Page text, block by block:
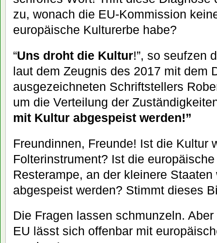
zu, wonach die EU-Kommission
europäische Kulturerbe habe?
“Uns droht die Kultur!”, so seufzen
laut dem Zeugnis des 2017 mit dem
ausgezeichneten Schriftstellers
um die Verteilung der
mit Kultur abgespeist werden!”
Freundinnen, Freunde! Ist die Kultur
Folterinstrument? Ist die
Resterampe, an der kleinere
abgespeist werden? Stimmt dieses
Die Fragen lassen schmunzeln.
EU lässt sich offenbar mit